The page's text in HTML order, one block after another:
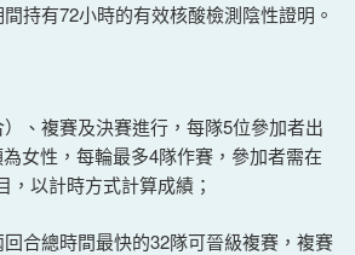
持有72小時的有效核酸檢測陰性證明。
、複賽及決賽進行，每隊5位參加者出
女性，每輪最多4隊作賽，參加者需在
，以計時方式計算成績；
合總時間最快的32隊可晉級複賽，複賽